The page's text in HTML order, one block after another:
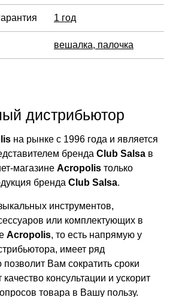
1 год
вешалка, палочка
дистрибьютор
на рынке с 1996 года и является
бренда Club Salsa в
магазине Acropolis только
бренда Club Salsa.
инструментов,
или комплектующих в
Acropolis, то есть напрямую у
имеет ряд
Вам сократить сроки
консультации и ускорит
товара в Вашу пользу.